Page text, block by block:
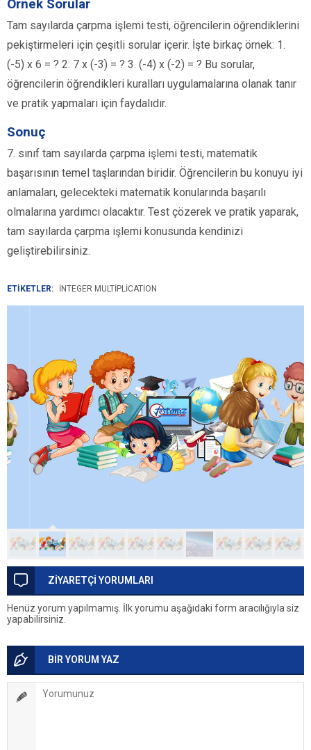
Örnek Sorular
Tam sayılarda çarpma işlemi testi, öğrencilerin öğrendiklerini
pekiştirmeleri için çeşitli sorular içerir. İşte birkaç örnek: 1.
(-5) x 6 = ? 2. 7 x (-3) = ? 3. (-4) x (-2) = ? Bu sorular,
öğrencilerin öğrendikleri kuralları uygulamalarına olanak tanır
ve pratik yapmaları için faydalıdır.
Sonuç
7. sınıf tam sayılarda çarpma işlemi testi, matematik
başarısının temel taşlarından biridir. Öğrencilerin bu konuyu iyi
anlamaları, gelecekteki matematik konularında başarılı
olmalarına yardımcı olacaktır. Test çözerek ve pratik yaparak,
tam sayılarda çarpma işlemi konusunda kendinizi
geliştirebilirsiniz.
ETİKETLER: INTEGER MULTIPLICATION
ZİYARETÇİ YORUMLARI
Henüz yorum yapılmamış. İlk yorumu aşağıdaki form aracılığıyla siz
yapabilirsiniz.
BİR YORUM YAZ